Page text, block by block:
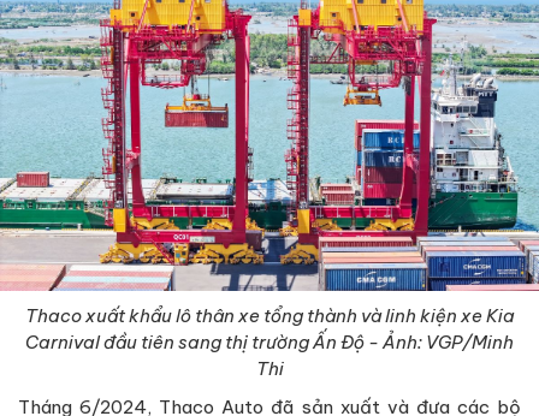
Thaco xuất khẩu lô thân xe tổng thành và linh kiện xe Kia
Carnival đầu tiên sang thị trường Ấn Độ - Ảnh: VGP/Minh
Thi
Tháng 6/2024, Thaco Auto đã sản xuất và đưa các bộ